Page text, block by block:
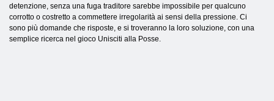
detenzione, senza una fuga traditore sarebbe impossibile per qualcuno
corrotto o costretto a commettere irregolarità ai sensi della pressione. Ci
sono più domande che risposte, e si troveranno la loro soluzione, con una
semplice ricerca nel gioco Unisciti alla Posse.